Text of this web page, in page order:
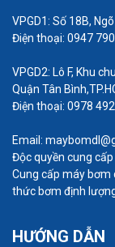
Bơm hóa chất
dụng của
Bơm các
Bơm các
xuất như
Bơm
xuất như
VPGD1: Số 18B,
Điện thoại: 0947
VPGD2: Lô F, Khu
Quận Tân
Điện thoại: 0978
Email:
Độc quyền cung
Cung cấp máy bơm
thức bơm định
HƯỚNG DẪN